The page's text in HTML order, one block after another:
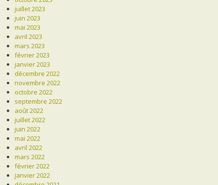
juillet 2023
juin 2023
mai 2023
avril 2023
mars 2023
février 2023
janvier 2023
décembre 2022
novembre 2022
octobre 2022
septembre 2022
août 2022
juillet 2022
juin 2022
mai 2022
avril 2022
mars 2022
février 2022
janvier 2022